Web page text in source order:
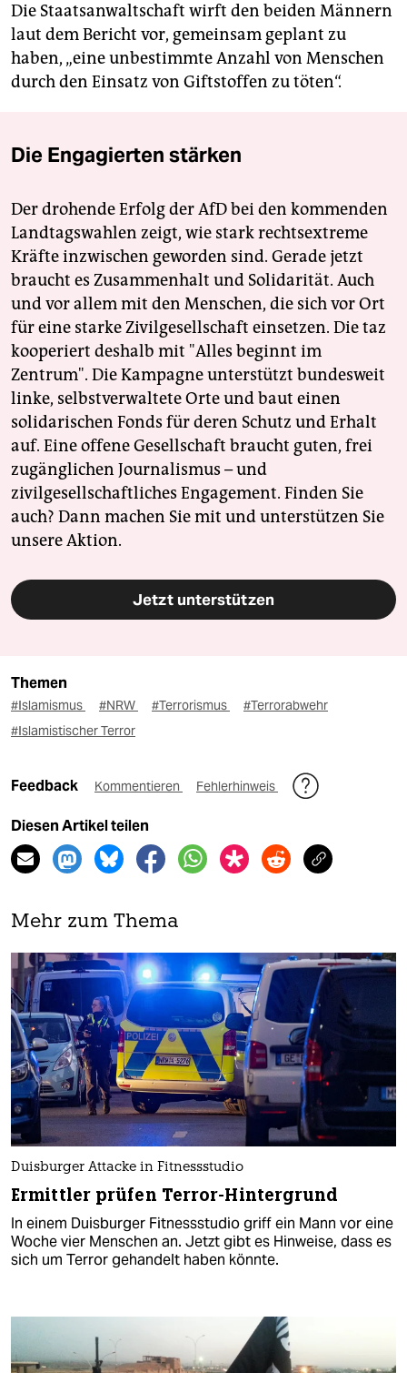
Die Staatsanwaltschaft wirft den beiden Männern
laut dem Bericht vor, gemeinsam geplant zu
haben, „eine unbestimmte Anzahl von Menschen
durch den Einsatz von Giftstoffen zu töten“.
Die Engagierten stärken
Der drohende Erfolg der AfD bei den kommenden
Landtagswahlen zeigt, wie stark rechtsextreme
Kräfte inzwischen geworden sind. Gerade jetzt
braucht es Zusammenhalt und Solidarität. Auch
und vor allem mit den Menschen, die sich vor Ort
für eine starke Zivilgesellschaft einsetzen. Die taz
kooperiert deshalb mit "Alles beginnt im
Zentrum". Die Kampagne unterstützt bundesweit
linke, selbstverwaltete Orte und baut einen
solidarischen Fonds für deren Schutz und Erhalt
auf. Eine offene Gesellschaft braucht guten, frei
zugänglichen Journalismus – und
zivilgesellschaftliches Engagement. Finden Sie
auch? Dann machen Sie mit und unterstützen Sie
unsere Aktion.
Jetzt unterstützen
Themen
#Islamismus #NRW #Terrorismus
#Terrorabwehr
#Islamistischer Terror
Feedback Kommentieren Fehlerhinweis
Diesen Artikel teilen
Mehr zum Thema
Duisburger Attacke in Fitnessstudio
Ermittler prüfen Terror-Hintergrund
In einem Duisburger Fitnessstudio griff ein Mann vor eine
Woche vier Menschen an. Jetzt gibt es Hinweise, dass es
sich um Terror gehandelt haben könnte.